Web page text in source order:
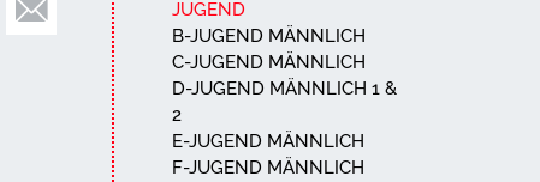
JUGEND
B-JUGEND MÄNNLICH
C-JUGEND MÄNNLICH
D-JUGEND MÄNNLICH 1 &
2
E-JUGEND MÄNNLICH
F-JUGEND MÄNNLICH